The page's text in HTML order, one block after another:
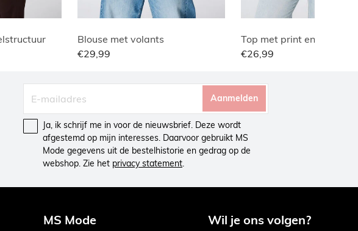
Blouse met volants
€29,99
Top met print en v-hals
€26,99
Aanmelden
Ja, ik schrijf me in voor de nieuwsbrief. Deze wordt
afgestemd op mijn interesses. Daarvoor gebruikt MS
Mode gegevens uit de bestelhistorie en gedrag op de
webshop. Zie het privacy statement
MS Mode Wil je ons volgen?